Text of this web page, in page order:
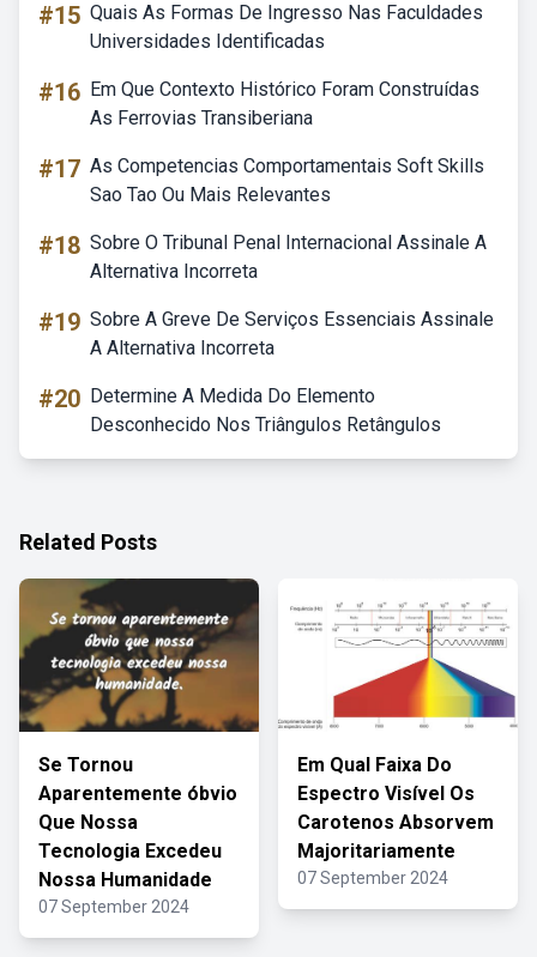
#15 Quais As Formas De Ingresso Nas Faculdades
Universidades Identificadas
#16 Em Que Contexto Histórico Foram Construídas
As Ferrovias Transiberiana
#17 As Competencias Comportamentais Soft Skills
Sao Tao Ou Mais Relevantes
#18 Sobre O Tribunal Penal Internacional Assinale A
Alternativa Incorreta
#19 Sobre A Greve De Serviços Essenciais Assinale
A Alternativa Incorreta
#20 Determine A Medida Do Elemento
Desconhecido Nos Triângulos Retângulos
Related Posts
Se Tornou
Aparentemente óbvio
Que Nossa
Tecnologia Excedeu
Nossa Humanidade
07 September 2024
Em Qual Faixa Do
Espectro Visível Os
Carotenos Absorvem
Majoritariamente
07 September 2024